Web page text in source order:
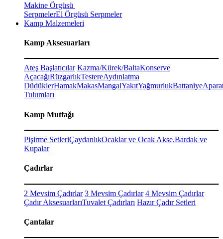
Makine Örgüsü
SerpmelerEl Örgüsü Serpmeler
Kamp Malzemeleri
Kamp Aksesuarları
Ateş Başlatıcılar Kazma/Kürek/BaltaKonserve
AçacağıRüzgarlıkTestereAydınlatma
DüdüklerHamakMakasMangalYakıtYağmurlukBattaniye
Tulumları
Kamp Mutfağı
Pişirme SetleriÇaydanlıkOcaklar ve Ocak Akse.Bardak ve
Kupalar
Çadırlar
2 Mevsim Çadırlar 3 Mevsim Çadırlar 4 Mevsim Çadırlar
Çadır AksesuarlarıTuvalet Çadırları Hazır Çadır Setleri
Çantalar